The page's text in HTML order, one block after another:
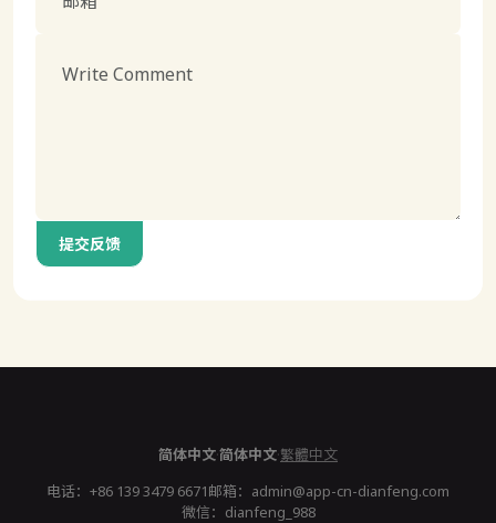
提交反馈
简体中文·简体中文·繁體中文
电话： +86 139 3479 6671邮箱： admin@app-cn-dianfeng.com
微信：dianfeng_988